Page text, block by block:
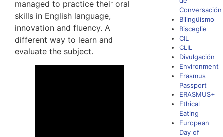
managed to practice their oral
skills in English language,
innovation and fluency. A
different way to learn and
evaluate the subject.
Conversación
Bilingüismo
Bisceglie
CIL
CLIL
Divulgación
Environment
Erasmus
Passport
ERASMUS+
Ethical
Eating
European
Day of